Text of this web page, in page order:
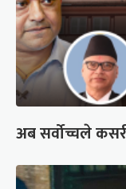
अब सर्वोच्चले